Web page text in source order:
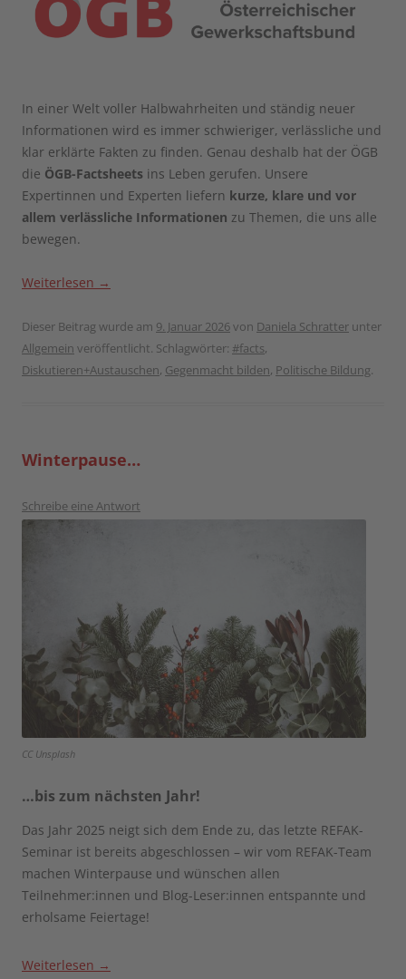
In einer Welt voller Halbwahrheiten und ständig neuer
Informationen wird es immer schwieriger, verlässliche und
klar erklärte Fakten zu finden. Genau deshalb hat der ÖGB
die ÖGB-Factsheets ins Leben gerufen. Unsere
Expertinnen und Experten liefern kurze, klare und vor
allem verlässliche Informationen zu Themen, die uns alle
bewegen.
Weiterlesen →
Dieser Beitrag wurde am 9. Januar 2026von Daniela Schratter unter
Allgemein veröffentlicht. Schlagwörter: #facts,
Diskutieren+Austauschen, Gegenmacht bilden, Politische Bildung.
Winterpause…
Schreibe eine Antwort
CC Unsplash
…bis zum nächsten Jahr!
Das Jahr 2025 neigt sich dem Ende zu, das letzte REFAK-
Seminar ist bereits abgeschlossen – wir vom REFAK-Team
machen Winterpause und wünschen allen
Teilnehmer:innen und Blog-Leser:innen entspannte und
erholsame Feiertage!
Weiterlesen →